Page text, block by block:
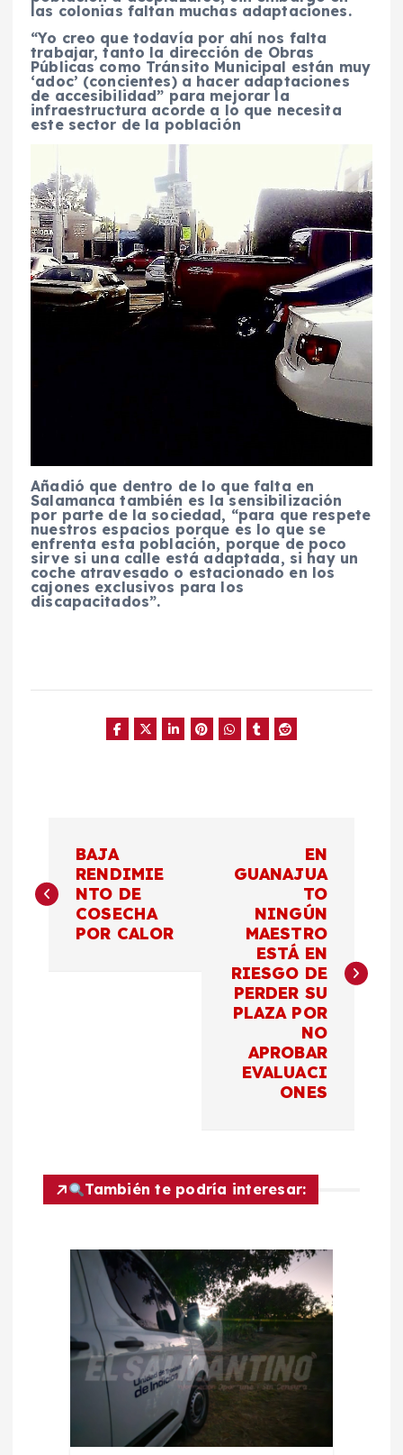
las colonias faltan muchas adaptaciones.
“Yo creo que todavía por ahí nos falta
trabajar, tanto la dirección de Obras
Públicas como Tránsito Municipal están muy
‘adoc’ (concientes) a hacer adaptaciones
de accesibilidad” para mejorar la
infraestructura acorde a lo que necesita
este sector de la población
Añadió que dentro de lo que falta en
Salamanca también es la sensibilización
por parte de la sociedad, “para que respete
nuestros espacios porque es lo que se
enfrenta esta población, porque de poco
sirve si una calle está adaptada, si hay un
coche atravesado o estacionado en los
cajones exclusivos para los
discapacitados”.
a
ó
BAJA
RENDIMIE
NTO DE
COSECHA
POR CALOR
EN
GUANAJUA
TO
NINGÚN
MAESTRO
ESTÁ EN
RIESGO DE
PERDER SU
PLAZA POR
NO
APROBAR
EVALUACI
ONES
También te podría interesar: